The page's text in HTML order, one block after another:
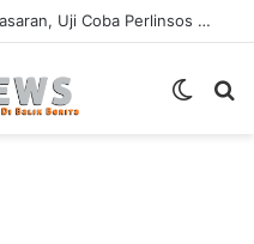
Sukses Tekan Bansos Salah Sasaran, Uji Coba Perlinsos Digital di Surabaya Hampir 100 Persen
Switch